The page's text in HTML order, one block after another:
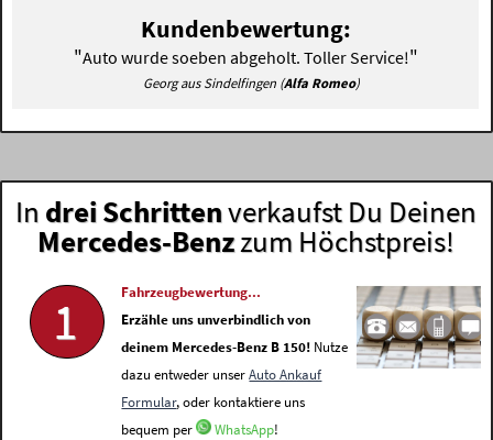
Kundenbewertung:
"Auto wurde soeben abgeholt. Toller Service!"
Georg aus Sindelfingen (Alfa Romeo)
In drei Schrittenverkaufst Du Deinen
Mercedes-Benzzum Höchstpreis!
1
Fahrzeugbewertung...
Erzähle uns unverbindlich von
deinem Mercedes-Benz B 150! Nutze
dazu entweder unserAuto Ankauf
Formular, oder kontaktiere uns
bequem per
WhatsApp!